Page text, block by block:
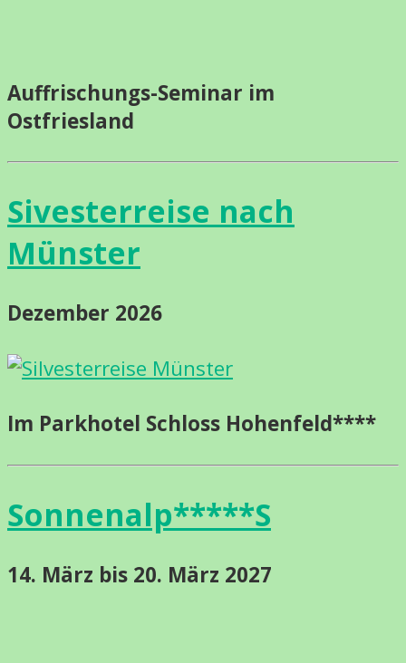
Auffrischungs-Seminar im
Ostfriesland
Sivesterreise nach
Münster
Dezember 2026
Im Parkhotel Schloss Hohenfeld****
Sonnenalp*****S
14. März bis 20. März 2027